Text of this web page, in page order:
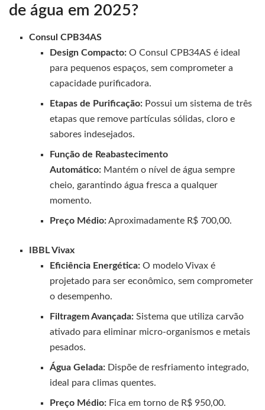
de água em 2025?
Consul CPB34AS
Design Compacto:O Consul CPB34AS é ideal
para pequenos espaços, sem comprometer a
capacidade purificadora.
Etapas de Purificação:Possui um sistema de três
etapas que remove partículas sólidas, cloro e
sabores indesejados.
Função de Reabastecimento
Automático:Mantém o nível de água sempre
cheio, garantindo água fresca a qualquer
momento.
Preço Médio:Aproximadamente R$ 700,00.
IBBL Vivax
Eficiência Energética:O modelo Vivax é
projetado para ser econômico, sem comprometer
o desempenho.
Filtragem Avançada:Sistema que utiliza carvão
ativado para eliminar micro-organismos e metais
pesados.
Água Gelada:Dispõe de resfriamento integrado,
ideal para climas quentes.
Preço Médio:Fica em torno de R$ 950,00.